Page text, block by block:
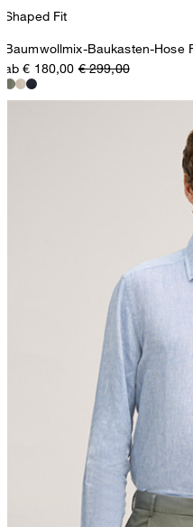
Shaped Fit
Baumwollmix-Baukasten-Hose
ab € 180,00 € 299,00